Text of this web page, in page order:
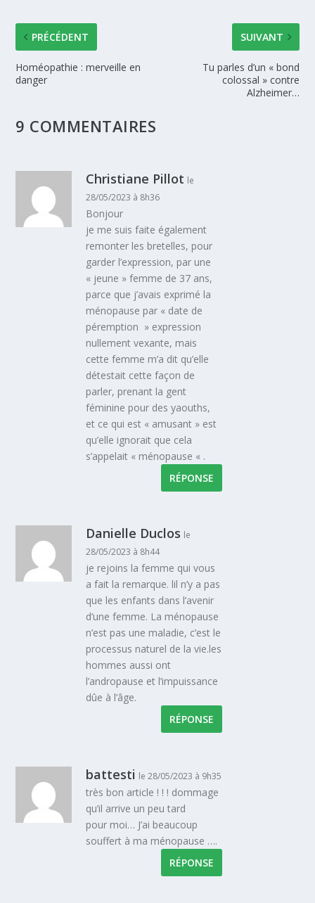
PRÉCÉDENT
Homéopathie : merveille en
danger
SUIVANT
Tu parles d’un « bond
colossal » contre
Alzheimer…
9 COMMENTAIRES
Christiane Pillot le
28/05/2023 à 8h36
Bonjour
je me suis faite également
remonter les bretelles, pour
garder l’expression, par une
« jeune » femme de 37 ans,
parce que j’avais exprimé la
ménopause par « date de
péremption » expression
nullement vexante, mais
cette femme m’a dit qu’elle
détestait cette façon de
parler, prenant la gent
féminine pour des yaouths,
et ce qui est « amusant » est
qu’elle ignorait que cela
s’appelait « ménopause « .
RÉPONSE
Danielle Duclos le
28/05/2023 à 8h44
je rejoins la femme qui vous
a fait la remarque. lil n’y a pas
que les enfants dans l’avenir
d’une femme. La ménopause
n’est pas une maladie, c’est le
processus naturel de la vie.les
hommes aussi ont
l’andropause et l’impuissance
dûe à l’âge.
RÉPONSE
battesti le 28/05/2023 à 9h35
très bon article ! ! ! dommage
qu’il arrive un peu tard
pour moi… J’ai beaucoup
souffert à ma ménopause ….
RÉPONSE